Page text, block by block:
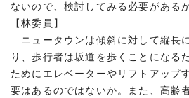
ないので、検討してみる必要がある
【林委員】
ニュータウンは傾斜に対して縦長
り、歩行者は坂道を歩くことになる
ためにエレベーターやリフトアップ
要はあるのではないか。また、高齢